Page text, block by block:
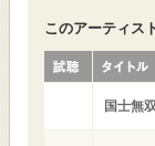
このアーティス
国士無双